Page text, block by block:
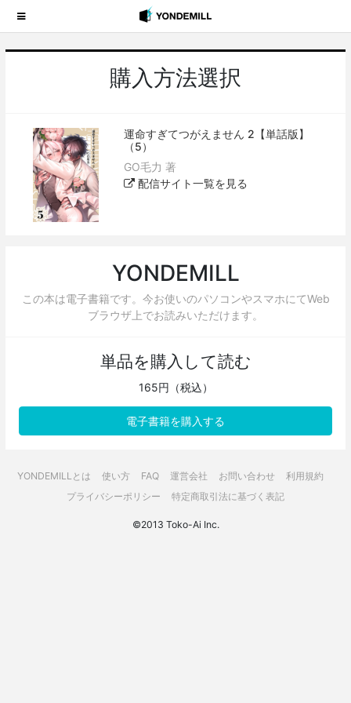
購入方法選択
運命すぎてつがえません 2【単話版】
（5）
GO毛力 著
配信サイト一覧を見る
YONDEMILL
この本は電子書籍です。今お使いのパソコンやスマホにてWeb
ブラウザ上でお読みいただけます。
単品を購入して読む
165円（税込）
電子書籍を購入する
YONDEMILLとは 使い方 FAQ 運営会社 お問い合わせ
利用規約
プライバシーポリシー
特定商取引法に基づく表記
©2013 Toko-Ai Inc.